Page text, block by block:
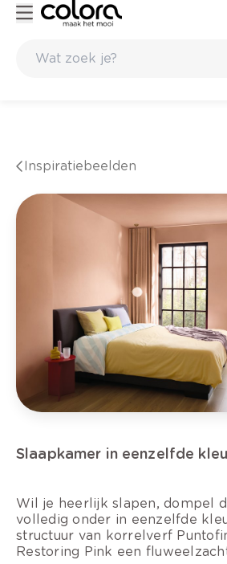
Inspiratiebeelden
Slaapkamer in eenzelfde
Wil je heerlijk slapen, dompel
volledig onder in eenzelfde
structuur van korrelverf
Restoring Pink een